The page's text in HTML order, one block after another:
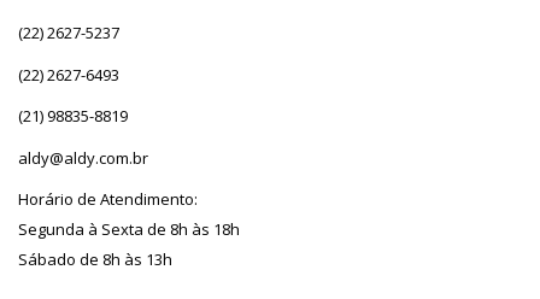
(22) 2627-5237
(22) 2627-6493
(21) 98835-8819
aldy@aldy.com.br
Horário de Atendimento:
Segunda à Sexta de 8h às 18h
Sábado de 8h às 13h